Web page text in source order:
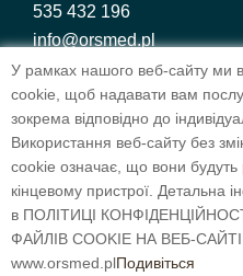
535 432 196
info@orsmed.pl
Copyright © 2025
Polityka
У рамках нашого веб-сайту ми
cookie, щоб надавати вам
зокрема відповідно до
Використання веб-сайту без
cookie означає, що вони
кінцевому пристрої. Детальна
в ПОЛІТИЦІ
ФАЙЛІВ COOKIE НА ВЕБ-САЙТІ
www.orsmed.plПодивіться